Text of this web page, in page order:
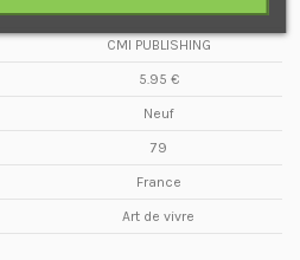
Trimestriel
CMI PUBLISHING
5.95 €
Neuf
79
France
Art de vivre